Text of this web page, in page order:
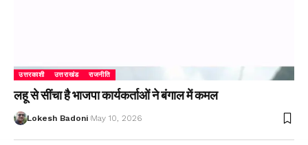
उत्तरकाशी उत्तराखंड राजनीति
लहू से सींचा है भाजपा कार्यकर्ताओं ने बंगाल में कमल
Lokesh Badoni May 10, 2026